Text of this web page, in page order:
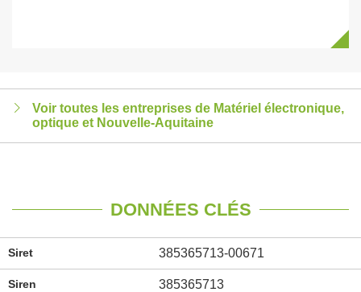
Voir toutes les entreprises de Matériel électronique,
optique et Nouvelle-Aquitaine
DONNÉES CLÉS
Siret 385365713-00671
Siren 385365713